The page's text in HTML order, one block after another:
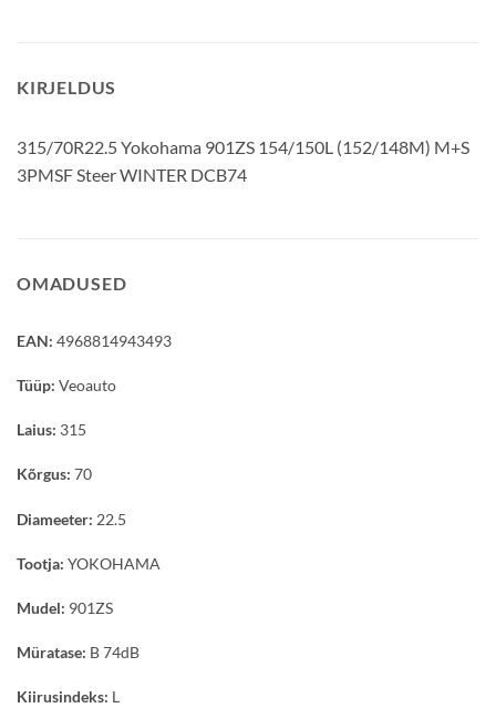
KIRJELDUS
315/70R22.5 Yokohama 901ZS 154/150L (152/148M) M+S
3PMSF Steer WINTER DCB74
OMADUSED
EAN: 4968814943493
Tüüp: Veoauto
Laius: 315
Kõrgus: 70
Diameeter: 22.5
Tootja: YOKOHAMA
Mudel: 901ZS
Müratase: B 74dB
Kiirusindeks: L